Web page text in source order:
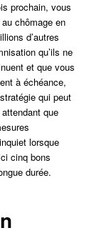
prochain, vous
chômage en
d’autres
qu’ils ne
et que vous
à échéance,
qui peut
que
lorsque
cinq bons
durée.